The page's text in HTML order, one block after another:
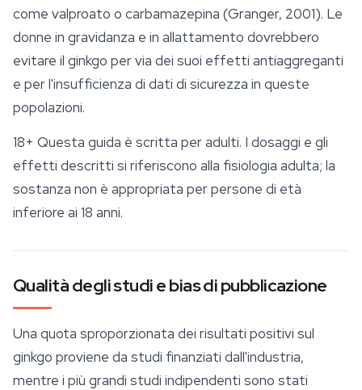
come valproato o carbamazepina (Granger, 2001). Le
donne in gravidanza e in allattamento dovrebbero
evitare il ginkgo per via dei suoi effetti antiaggreganti
e per l'insufficienza di dati di sicurezza in queste
popolazioni.
18+ Questa guida è scritta per adulti. I dosaggi e gli
effetti descritti si riferiscono alla fisiologia adulta; la
sostanza non è appropriata per persone di età
inferiore ai 18 anni.
Qualità degli studi e bias di pubblicazione
Una quota sproporzionata dei risultati positivi sul
ginkgo proviene da studi finanziati dall'industria,
mentre i più grandi studi indipendenti sono stati